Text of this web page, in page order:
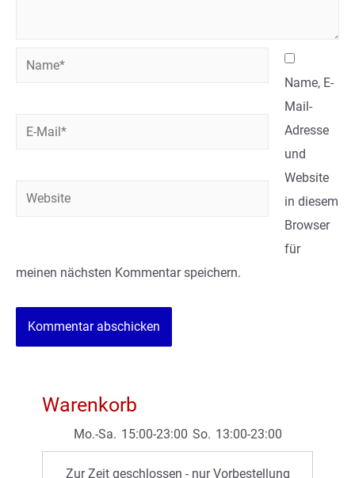
Name*
Website
Name, E-
Mail-
Adresse
und
Website
in diesem
Browser
für
meinen nächsten Kommentar speichern.
Warenkorb
Mo.-Sa. 15:00-23:00 So. 13:00-23:00
Zur Zeit geschlossen - nur Vorbestellung